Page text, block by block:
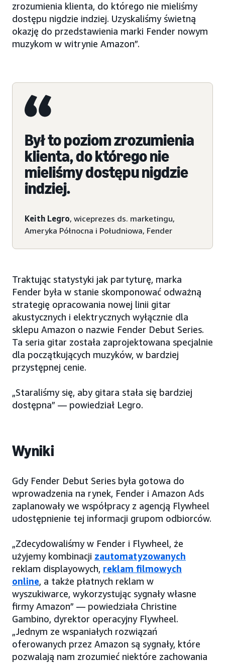
zrozumienia klienta, do którego nie mieliśmy
dostępu nigdzie indziej. Uzyskaliśmy świetną
okazję do przedstawienia marki Fender nowym
muzykom w witrynie Amazon”.
Był to poziom zrozumienia
klienta, do którego nie
mieliśmy dostępu nigdzie
indziej.
Keith Legro, wiceprezes ds. marketingu,
Ameryka Północna i Południowa, Fender
Traktując statystyki jak partyturę, marka
Fender była w stanie skomponować odważną
strategię opracowania nowej linii gitar
akustycznych i elektrycznych wyłącznie dla
sklepu Amazon o nazwie Fender Debut Series.
Ta seria gitar została zaprojektowana specjalnie
dla początkujących muzyków, w bardziej
przystępnej cenie.
„Staraliśmy się, aby gitara stała się bardziej
dostępna” — powiedział Legro.
Wyniki
Gdy Fender Debut Series była gotowa do
wprowadzenia na rynek, Fender i Amazon Ads
zaplanowały we współpracy z agencją Flywheel
udostępnienie tej informacji grupom odbiorców.
„Zdecydowaliśmy w Fender i Flywheel, że
użyjemy kombinacji zautomatyzowanych
reklam displayowych, reklam filmowych
online, a także płatnych reklam w
wyszukiwarce, wykorzystując sygnały własne
firmy Amazon” — powiedziała Christine
Gambino, dyrektor operacyjny Flywheel.
„Jednym ze wspaniałych rozwiązań
oferowanych przez Amazon są sygnały, które
pozwalają nam zrozumieć niektóre zachowania